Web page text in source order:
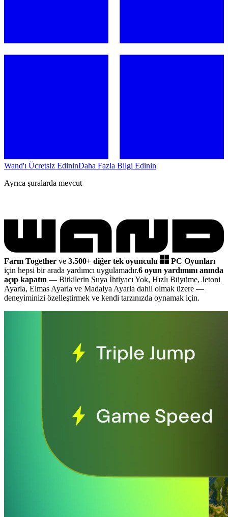
Wand'ı Ücretsiz EdininDaha Fazla Bilgi Edinin
Ayrıca şuralarda mevcut
Farm Together ve 3.500+ diğer tek oyunculu
PC Oyunları
için hepsi bir arada yardımcı uygulamadır.6 oyun yardımını anında
açıp kapatın — Bitkilerin Suya İhtiyacı Yok, Hızlı Büyüme, Jetoni
Ayarla, Elmas Ayarla ve Madalya Ayarla dahil olmak üzere —
deneyiminizi özelleştirmek ve kendi tarzınızda oynamak için.